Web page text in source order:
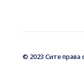
© 2023 Сите права